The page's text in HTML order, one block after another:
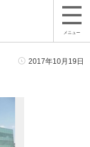
メニュー
2017年10月19日